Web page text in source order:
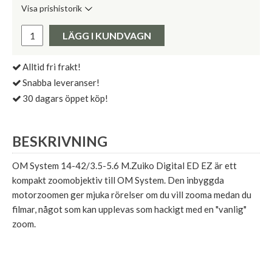
Visa prishistorik
Pris:
LÄGG I KUNDVAGN
Alltid fri frakt!
Snabba leveranser!
30 dagars öppet köp!
BESKRIVNING
OM System 14-42/3.5-5.6 M.Zuiko Digital ED EZ är ett
kompakt zoomobjektiv till OM System. Den inbyggda
motorzoomen ger mjuka rörelser om du vill zooma medan du
filmar, något som kan upplevas som hackigt med en "vanlig"
zoom.